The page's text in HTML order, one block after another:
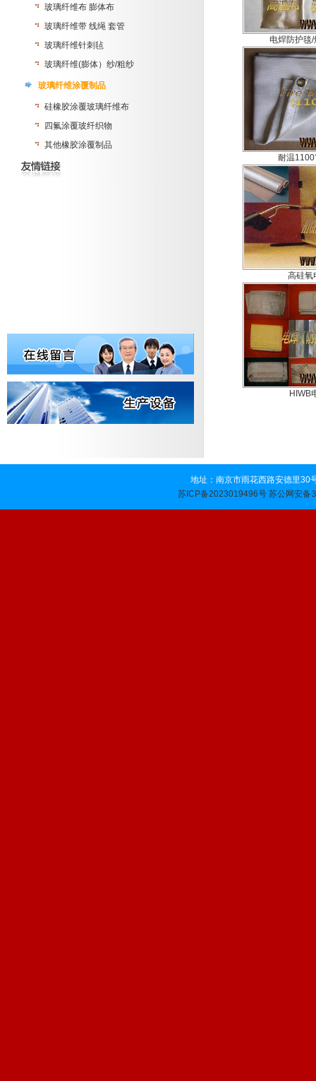
玻璃纤维布 膨体布
玻璃纤维带 线绳 套管
玻璃纤维针刺毡
玻璃纤维(膨体）纱/粗纱
玻璃纤维涂覆制品
硅橡胶涂覆玻璃纤维布
四氟涂覆玻纤织物
其他橡胶涂覆制品
电焊防护毯
耐温
高硅氧
HIWB
地址：南京市雨花西路安德里
苏ICP备2023019496号 苏公网安备